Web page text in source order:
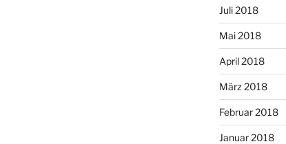
Juli 2018
Mai 2018
April 2018
März 2018
Februar 2018
Januar 2018